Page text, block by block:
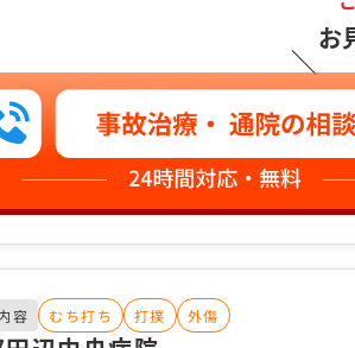
＼
お
容 むち打ち 打撲 外傷